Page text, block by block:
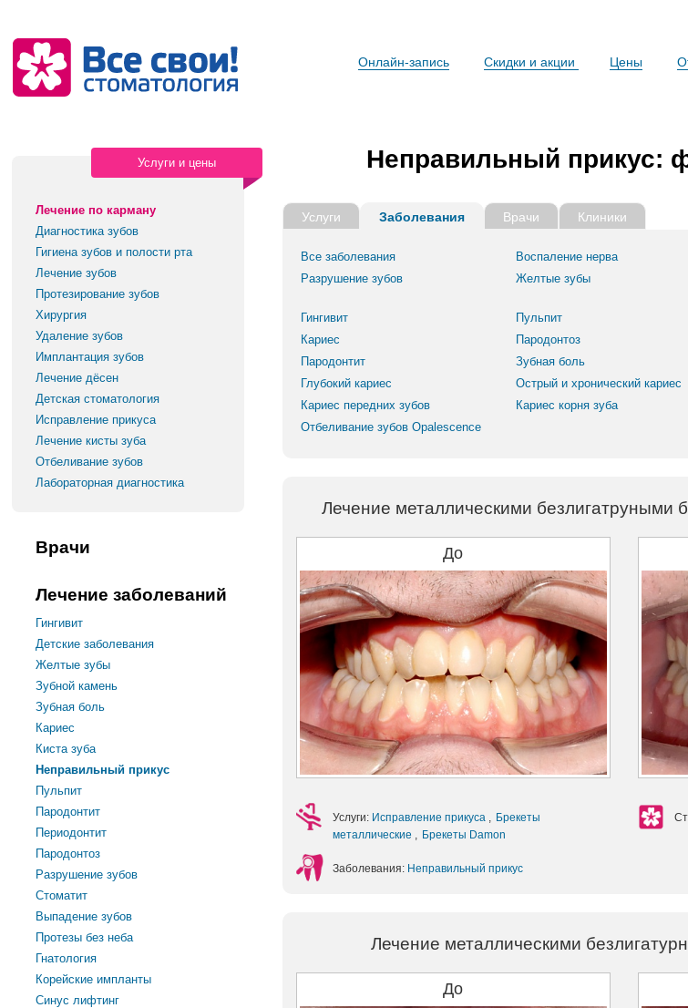
Онлайн-запись Скидки и акции Цены
Услуги и цены
Лечение по карману
Диагностика зубов
Гигиена зубов и полости рта
Лечение зубов
Протезирование зубов
Хирургия
Удаление зубов
Имплантация зубов
Лечение дёсен
Детская стоматология
Исправление прикуса
Лечение кисты зуба
Отбеливание зубов
Лабораторная диагностика
Врачи
Лечение заболеваний
Гингивит
Детские заболевания
Желтые зубы
Зубной камень
Зубная боль
Кариес
Киста зуба
Неправильный прикус
Пульпит
Пародонтит
Периодонтит
Пародонтоз
Разрушение зубов
Стоматит
Выпадение зубов
Протезы без неба
Гнатология
Корейские импланты
Синус лифтинг
Неправильный прикус:
Услуги Заболевания Врачи Клиники
Все заболевания Воспаление нерва
Разрушение зубов
Желтые зубы
Гингивит
Пульпит
Кариес
Пародонтоз
Пародонтит
Зубная боль
Глубокий кариес
Острый и хронический кариес
Кариес передних зубов
Кариес корня зуба
Отбеливание зубов Opalescence
Лечение металлическими безлигатруными
До
Услуги: Исправление прикуса , Брекеты
металлические , Брекеты Damon
Заболевания: Неправильный прикус
Лечение металлическими
До